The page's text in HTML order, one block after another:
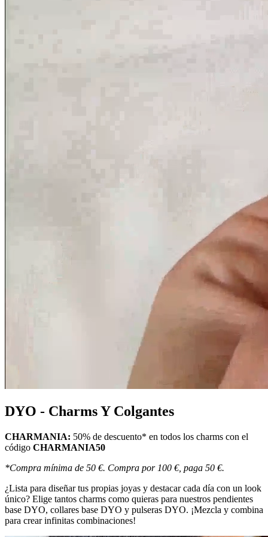
DYO - Charms Y Colgantes
CHARMANIA: 50% de descuento* en todos los charms con el
código CHARMANIA50
*Compra mínima de 50 €. Compra por 100 €, paga 50 €.
¿Lista para diseñar tus propias joyas y destacar cada día con un look
único? Elige tantos charms como quieras para nuestros pendientes
base DYO, collares base DYO y pulseras DYO. ¡Mezcla y combina
para crear infinitas combinaciones!